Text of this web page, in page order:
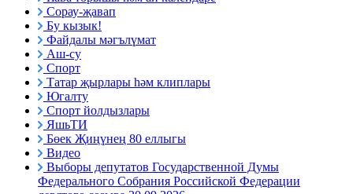
Сорау-җавап
Бу кызык!
Файдалы мәгълүмат
Аш-су
Спорт
Татар җырлары һәм клиплары
Югалту
Спорт йолдызлары
ЯшьТИ
Бөек Җиңүнең 80 еллыгы
Видео
Выборы депутатов Государственной Думы
Федерального Собрания Российской Федерации